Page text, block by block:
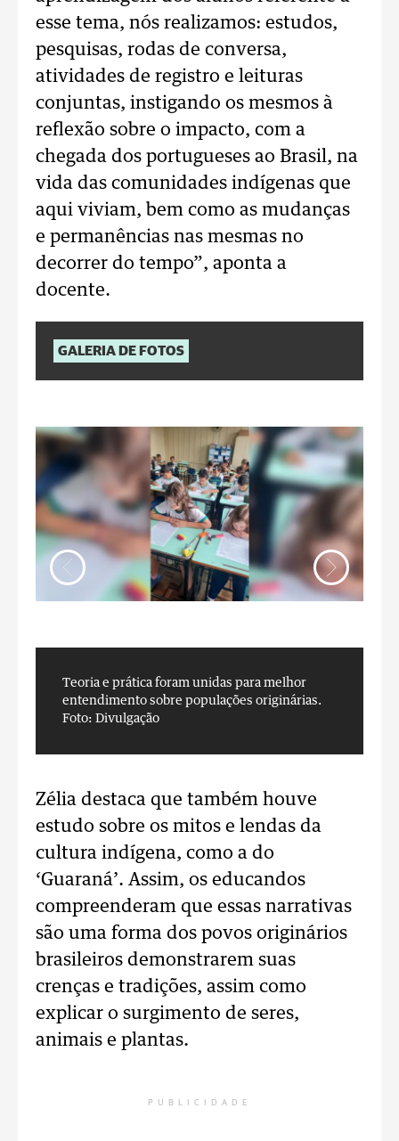
esse tema, nós realizamos: estudos,
pesquisas, rodas de conversa,
atividades de registro e leituras
conjuntas, instigando os mesmos à
reflexão sobre o impacto, com a
chegada dos portugueses ao Brasil, na
vida das comunidades indígenas que
aqui viviam, bem como as mudanças
e permanências nas mesmas no
decorrer do tempo”, aponta a
docente.
GALERIA DE FOTOS
Teoria e prática foram unidas para melhor
entendimento sobre populações originárias.
Foto: Divulgação
Zélia destaca que também houve
estudo sobre os mitos e lendas da
cultura indígena, como a do
‘Guaraná’. Assim, os educandos
compreenderam que essas narrativas
são uma forma dos povos originários
brasileiros demonstrarem suas
crenças e tradições, assim como
explicar o surgimento de seres,
animais e plantas.
PUBLICIDADE